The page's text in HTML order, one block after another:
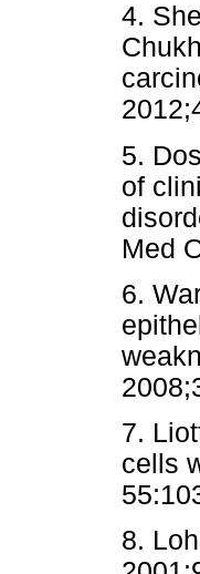
4.
5.
of
Med
6.
7.
cells
8.